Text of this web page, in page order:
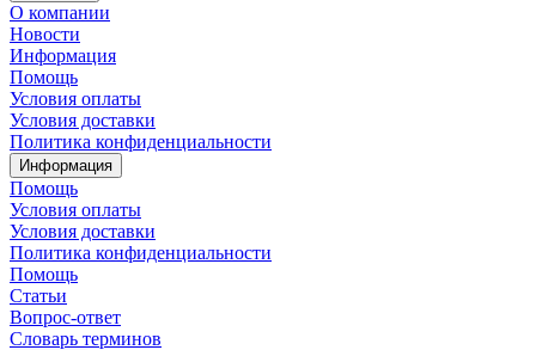
О компании
Новости
Информация
Помощь
Условия оплаты
Условия доставки
Политика конфиденциальности
Информация
Помощь
Условия оплаты
Условия доставки
Политика конфиденциальности
Помощь
Статьи
Вопрос-ответ
Словарь терминов